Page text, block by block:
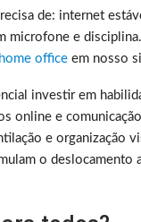
de: internet
microfone e
office em nosso
investir em
online e
e organização
o